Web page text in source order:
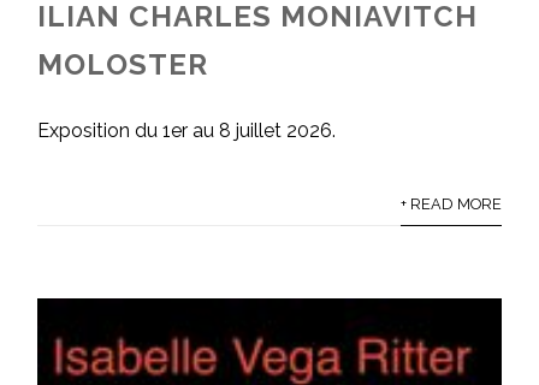
ILIAN CHARLES MONIAVITCH
MOLOSTER
Exposition du 1er au 8 juillet 2026.
+ READ MORE